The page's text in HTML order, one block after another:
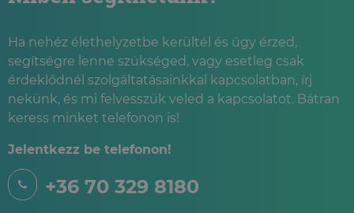
Ha nehéz élethelyzetbe kerültél és úgy érzed,
segítségre lenne szükséged, vagy esetleg csak
érdeklődnél szolgáltatásainkkal kapcsolatban, írj
nekünk, és mi felvesszük veled a kapcsolatot. Bátran
keress minket telefonon is!
Jelentkezz be telefonon!
+36 70 329 8180